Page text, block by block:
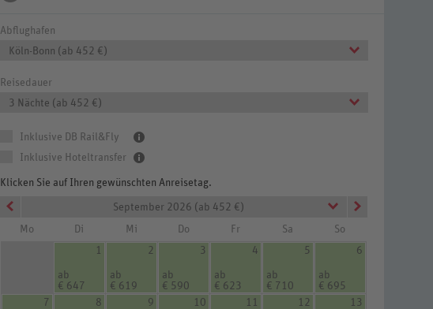
Abflughafen
Köln-Bonn (ab 452 €)
Reisedauer
3 Nächte (ab 452 €)
Inklusive DB Rail&Fly
Inklusive Hoteltransfer
Klicken Sie auf Ihren gewünschten Anreisetag.
September 2026 (ab 452 €)
Mo
Di Mi Do Fr Sa
So
1
ab
€ 647
2
ab
€ 619
3
ab
€ 590
4
ab
€ 623
5
ab
€ 710
6
ab
€ 695
7
8 9 10 11 12 13